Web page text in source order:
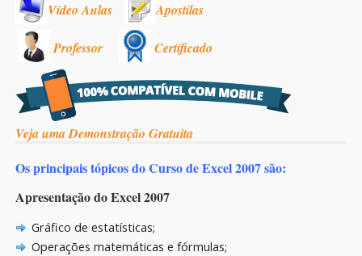
Vídeo Aulas Apostilas
Professor Certificado
Veja uma Demonstração Gratuita
Os principais tópicos do Curso de Excel 2007 são:
Apresentação do Excel 2007
Gráfico de estatísticas;
Operações matemáticas e fórmulas;